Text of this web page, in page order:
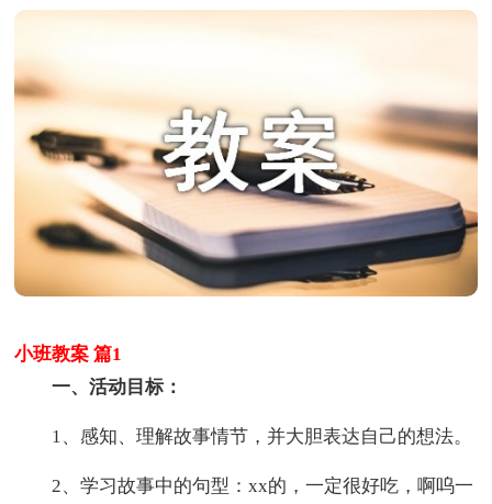
小班教案 篇1
一、活动目标：
1、感知、理解故事情节，并大胆表达自己的想法。
2、学习故事中的句型：xx的，一定很好吃，啊呜一